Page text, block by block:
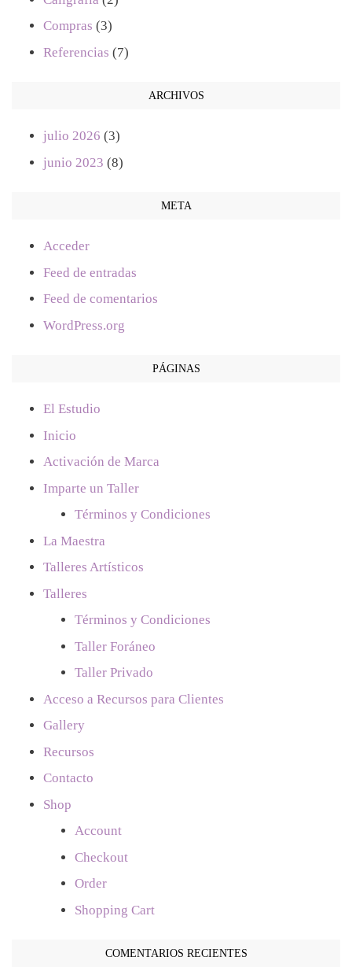
Compras (3)
Referencias (7)
ARCHIVOS
julio 2026 (3)
junio 2023 (8)
META
Acceder
Feed de entradas
Feed de comentarios
WordPress.org
PÁGINAS
El Estudio
Inicio
Activación de Marca
Imparte un Taller
Términos y Condiciones
La Maestra
Talleres Artísticos
Talleres
Términos y Condiciones
Taller Foráneo
Taller Privado
Acceso a Recursos para Clientes
Gallery
Recursos
Contacto
Shop
Account
Checkout
Order
Shopping Cart
COMENTARIOS RECIENTES